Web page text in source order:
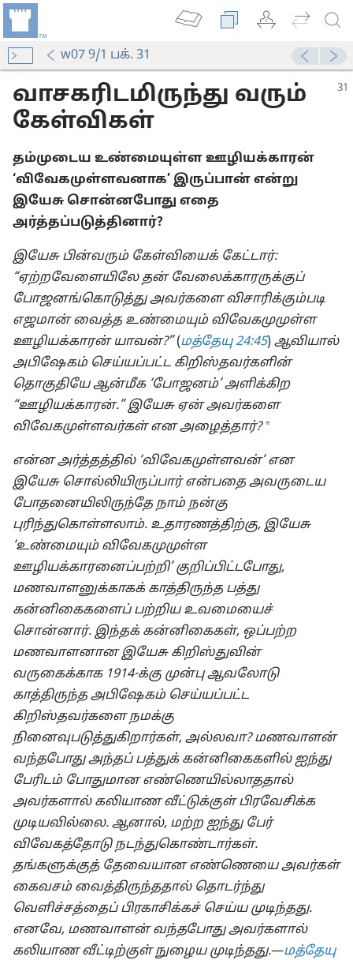
w07 9/1 பக். 31
தேறுகிறது!
2004
2004
யார்?
யார்?
2009
வாசகரிடமிருந்து வரும்
கேள்விகள்
தம்முடைய உண்மையுள்ள ஊழியக்காரன்
‘விவேகமுள்ளவனாக’ இருப்பான் என்று
இயேசு சொன்னபோது எதை
அர்த்தப்படுத்தினார்?
இயேசு பின்வரும் கேள்வியைக் கேட்டார்:
“ஏற்றவேளையிலே தன் வேலைக்காரருக்குப்
போஜனங்கொடுத்து அவர்களை விசாரிக்கும்படி
எஜமான் வைத்த உண்மையும் விவேகமுமுள்ள
ஊழியக்காரன் யாவன்?”(மத்தேயு 24:45) ஆவியால்
அபிஷேகம் செய்யப்பட்ட கிறிஸ்தவர்களின்
தொகுதியே ஆன்மீக ‘போஜனம்’ அளிக்கிற
“ஊழியக்காரன்.” இயேசு ஏன் அவர்களை
விவேகமுள்ளவர்கள் என அழைத்தார்? a
என்ன அர்த்தத்தில் ‘விவேகமுள்ளவன்’ என
இயேசு சொல்லியிருப்பார் என்பதை அவருடைய
போதனையிலிருந்தே நாம் நன்கு
புரிந்துகொள்ளலாம். உதாரணத்திற்கு, இயேசு
‘உண்மையும் விவேகமுமுள்ள
ஊழியக்காரனைப்பற்றி’ குறிப்பிட்டபோது,
மணவாளனுக்காகக் காத்திருந்த பத்து
கன்னிகைகளைப் பற்றிய உவமையைச்
சொன்னார். இந்தக் கன்னிகைகள், ஒப்பற்ற
மணவாளனான இயேசு கிறிஸ்துவின்
வருகைக்காக 1914-க்கு முன்பு ஆவலோடு
காத்திருந்த அபிஷேகம் செய்யப்பட்ட
கிறிஸ்தவர்களை நமக்கு
நினைவுபடுத்துகிறார்கள், அல்லவா? மணவாளன்
வந்தபோது அந்தப் பத்துக் கன்னிகைகளில் ஐந்து
பேரிடம் போதுமான எண்ணெயில்லாததால்
அவர்களால் கலியாண வீட்டுக்குள் பிரவேசிக்க
முடியவில்லை. ஆனால், மற்ற ஐந்து பேர்
விவேகத்தோடு நடந்துகொண்டார்கள்.
தங்களுக்குத் தேவையான எண்ணெயை அவர்கள்
கைவசம் வைத்திருந்ததால் தொடர்ந்து
வெளிச்சத்தைப் பிரகாசிக்கச் செய்ய முடிந்தது.
எனவே, மணவாளன் வந்தபோது அவர்களால்
கலியாண வீட்டிற்குள் நுழைய முடிந்தது.​—⁠மத்தேயு